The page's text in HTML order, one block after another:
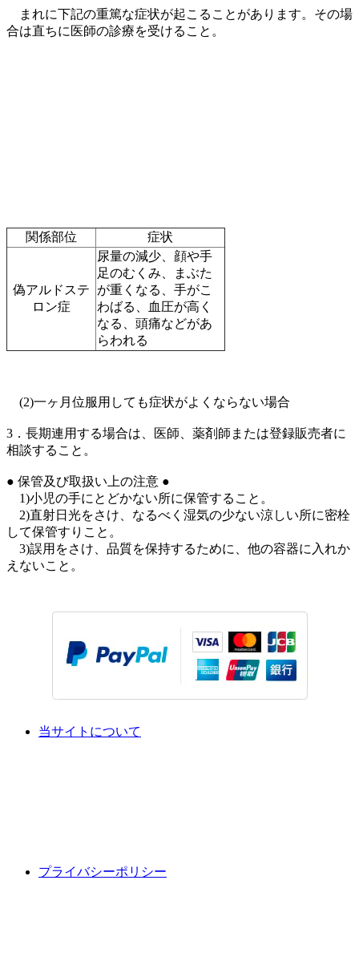
まれに下記の重篤な症状が起こることがあります。その場
合は直ちに医師の診療を受けること。
関係部位 症状
偽アルドステ
ロン症
尿量の減少、顔や手
足のむくみ、まぶた
が重くなる、手がこ
わばる、血圧が高く
なる、頭痛などがあ
らわれる
(2)一ヶ月位服用しても症状がよくならない場合
3．長期連用する場合は、医師、薬剤師または登録販売者に
相談すること。
● 保管及び取扱い上の注意 ●
1)小児の手にとどかない所に保管すること。
2)直射日光をさけ、なるべく湿気の少ない涼しい所に密栓
して保管すりこと。
3)誤用をさけ、品質を保持するために、他の容器に入れか
えないこと。
当サイトについて
プライバシーポリシー